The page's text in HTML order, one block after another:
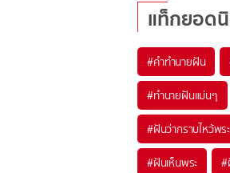
แท็กยอด
#คำทำนายฝัน
#ทำนายฝันแม่นๆ
#ฝันว่ากราบไหว้พ
#ฝันเห็นพระ #